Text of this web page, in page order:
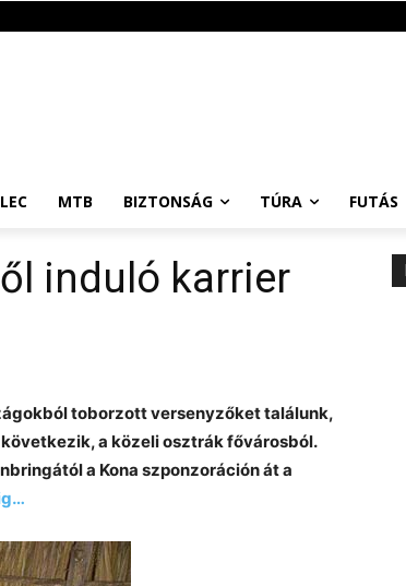
MTB BIZTONSÁG TÚRA FUTÁS
induló karrier
toborzott versenyzőket találunk,
a közeli osztrák fővárosból.
a Kona szponzoráción át a